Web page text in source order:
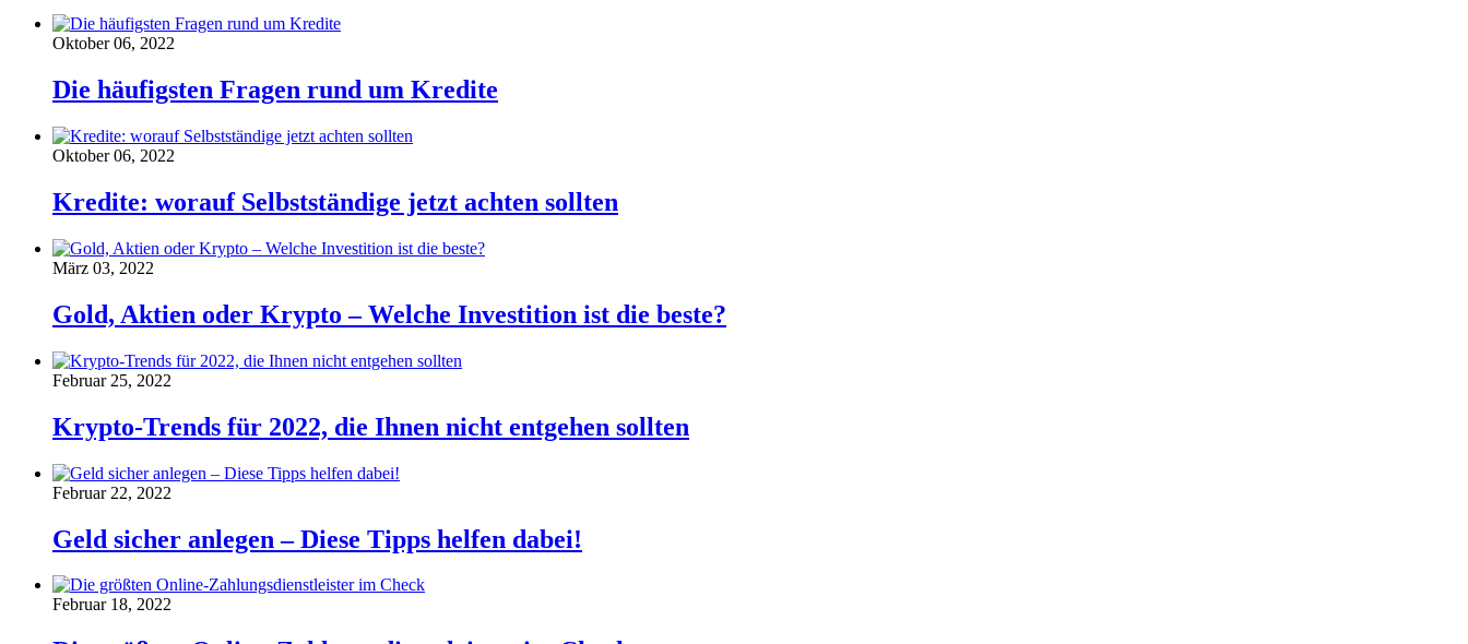
Oktober 06, 2022
Die häufigsten Fragen rund um Kredite
Oktober 06, 2022
Kredite: worauf Selbstständige jetzt achten sollten
März 03, 2022
Gold, Aktien oder Krypto – Welche Investition ist die beste?
Februar 25, 2022
Krypto-Trends für 2022, die Ihnen nicht entgehen sollten
Februar 22, 2022
Geld sicher anlegen – Diese Tipps helfen dabei!
Februar 18, 2022